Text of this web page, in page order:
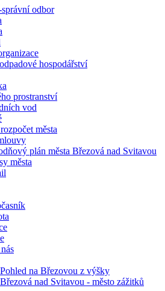
odbor
hospodářství
prostranství
vod
města
plán města Březová nad Svitavou
města
na Březovou z výšky
nad Svitavou - město zážitků